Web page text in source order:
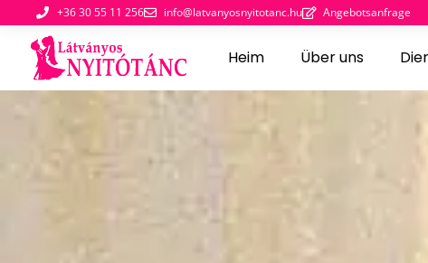
+36 30 55 11 256 info@latvanyosnyitotanc.hu Angebotsanfrage
Heim Über uns